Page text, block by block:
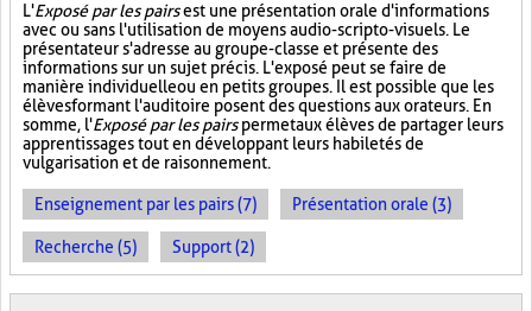
L'Exposé par les pairsest une présentation orale d'informations
avec ou sans l'utilisation de moyens audio-scripto-visuels. Le
présentateur s'adresse au groupe-classe et présente des
informations sur un sujet précis. L'exposé peut se faire de
manière individuelle ou en petits groupes. Il est possible que les
élèves formant l'auditoire posent des questions aux orateurs. En
somme, l'Exposé par les pairspermet aux élèves de partager leurs
apprentissages tout en développant leurs habiletés de
vulgarisation et de raisonnement.
Enseignement par les pairs (7) Présentation orale (3)
Recherche (5) Support (2)